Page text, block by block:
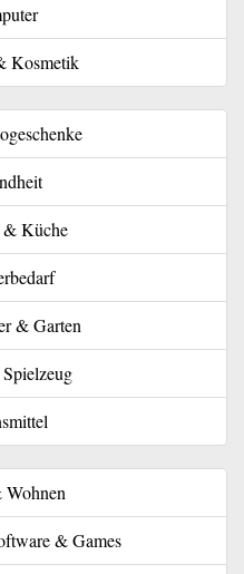
Kosmetik
& Küche
& Garten
& Games